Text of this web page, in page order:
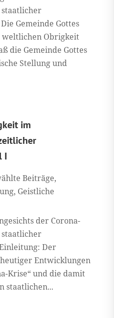
Gemeinde Gottes
Obrigkeit
die Gemeinde Gottes
Stellung und
im
I
Beiträge,
, Geistliche
der Corona-
Der
Entwicklungen
Krise“ und die damit
staatlichen...